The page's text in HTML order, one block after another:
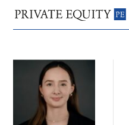
springen
springen
springen
Private
Equity
Das
Private
Equity-
Branche